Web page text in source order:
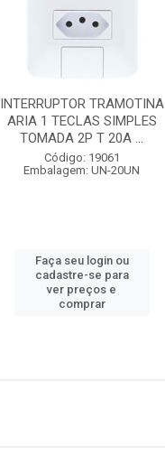
INTERRUPTOR TRAMOTINA
ARIA 1 TECLAS SIMPLES
TOMADA 2P T 20A ...
Código: 19061
Embalagem: UN-20UN
Faça seu login ou
cadastre-se para
ver preços e
comprar